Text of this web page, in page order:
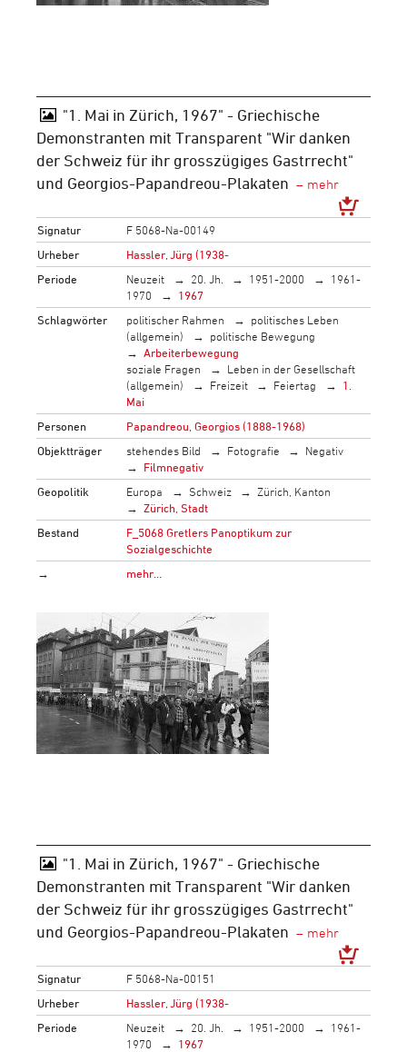
"1. Mai in Zürich, 1967" - Griechische
Demonstranten mit Transparent "Wir danken
der Schweiz für ihr grosszügiges Gastrrecht"
und Georgios-Papandreou-Plakaten
Signatur
F 5068-Na-00149
Urheber
Hassler, Jürg (1938-
Periode
Neuzeit 20. Jh. 1951-2000
1961-
1970
1967
Schlagwörter
politischer Rahmen
politisches Leben
(allgemein)
politische Bewegung
Arbeiterbewegung
soziale Fragen
Leben in der Gesellschaft
(allgemein)
Freizeit Feiertag
1.
Mai
Personen
Papandreou, Georgios (1888-1968)
Objektträger
stehendes Bild Fotografie
Negativ
Filmnegativ
Geopolitik
Europa Schweiz
Zürich, Kanton
Zürich, Stadt
Bestand
F_5068 Gretlers Panoptikum zur
Sozialgeschichte
→
mehr…
"1. Mai in Zürich, 1967" - Griechische
Demonstranten mit Transparent "Wir danken
der Schweiz für ihr grosszügiges Gastrrecht"
und Georgios-Papandreou-Plakaten
Signatur
F 5068-Na-00151
Urheber
Hassler, Jürg (1938-
Periode
Neuzeit 20. Jh. 1951-2000
1961-
1970
1967